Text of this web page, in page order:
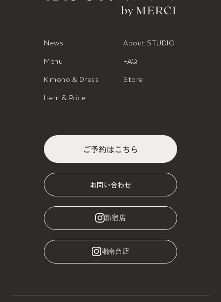
News About STUDIO
Menu FAQ
Kimono & Dress Store
Item & Price
ご予約はこちら
お問い合わせ
新宿店
湘南台店